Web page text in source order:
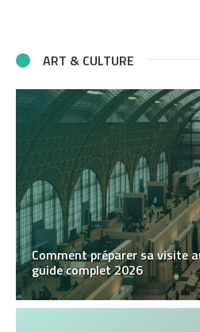
ART & CULTURE
Comment préparer sa visite
guide complet 2026